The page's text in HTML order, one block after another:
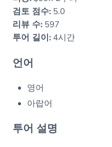
검토 점수:5.0
리뷰 수:597
투어 길이:4시간
언어
영어
아랍어
투어 설명